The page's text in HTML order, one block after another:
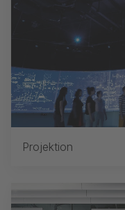
Projektion